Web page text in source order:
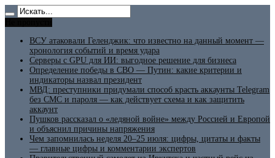
ВСУ атаковали Геленджик: что известно на данный момент —
хронология событий и время удара
Серверы с GPU для ИИ: выгодное решение для бизнеса
Определение победы в СВО — Путин: какие критерии и
индикаторы назвал президент
МВД: преступники придумали способ красть аккаунты Telegram
без СМС и пароля — как действует схема и как защитить
аккаунт
Пушков рассказал о «ледяной войне» между Россией и Европой
и объяснил причины напряжения
Чем запомнилась неделя 20–25 июля: цифры, цитаты и факты
— главные цифры и комментарии экспертов